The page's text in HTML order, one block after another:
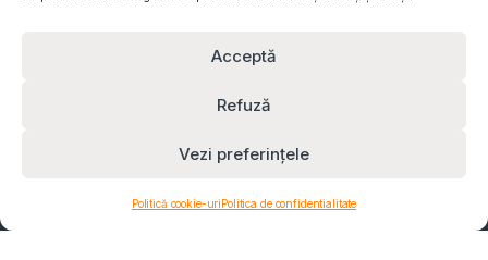
Acceptă
Refuză
Vezi preferințele
Politică cookie-uriPolitica de confidentialitate
0732 610 473